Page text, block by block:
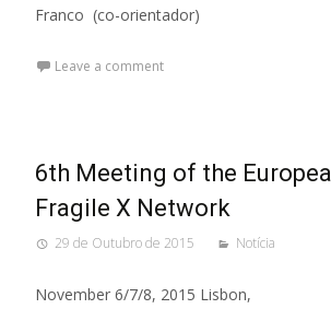
Franco (co-orientador)
Leave a comment
6th Meeting of the
Fragile X Network
29 de Outubro de 2015 Notícia
November 6/7/8, 2015 Lisbon,